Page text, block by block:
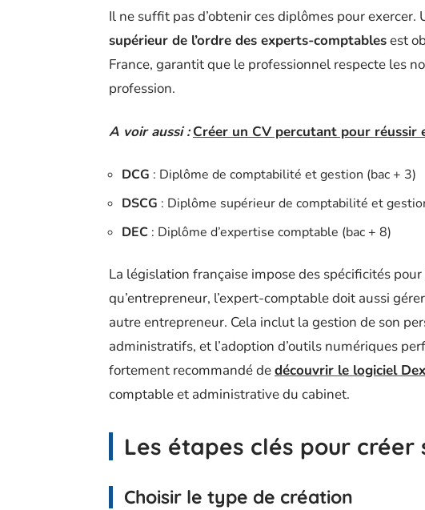
Il ne suffit pas d’obtenir ces diplômes pour
supérieur de l’ordre des experts-comptablesest
France, garantit que le professionnel respecte les
profession.
A voir aussi : Créer un CV percutant pour réussir
DCG : Diplôme de comptabilité et gestion (bac + 3)
DSCG : Diplôme supérieur de comptabilité et
DEC : Diplôme d’expertise comptable (bac + 8)
La législation française impose des spécificités
qu’entrepreneur, l’expert-comptable doit aussi
autre entrepreneur. Cela inclut la gestion de son
administratifs, et l’adoption d’outils numériques
fortement recommandé dedécouvrir le logiciel
comptable et administrative du cabinet.
Les étapes clés pour créer
Choisir le type de création